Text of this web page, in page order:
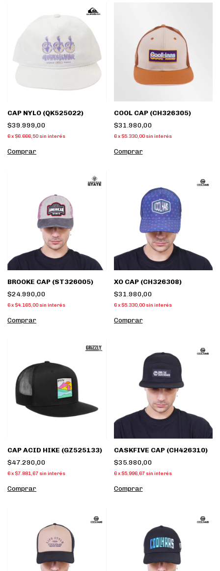
CAP NYLO (QK525022)
$39.999,00
6x $6.666,50 sin interés
Comprar
COOL CAP (CH326305)
$31.980,00
6 x $5.330,00 sin interés
Comprar
BROOKE CAP (ST326005)
$24.990,00
6x $4.165,00 sin interés
Comprar
XO CAP (CH326308)
$31.980,00
6 x $5.330,00 sin interés
Comprar
CAP ACID HIKE (GZ525133)
$47.290,00
6x $7.881,67 sin interés
Comprar
CASKFIVE CAP (CH426310)
$35.980,00
6 x $5.996,67 sin interés
Comprar